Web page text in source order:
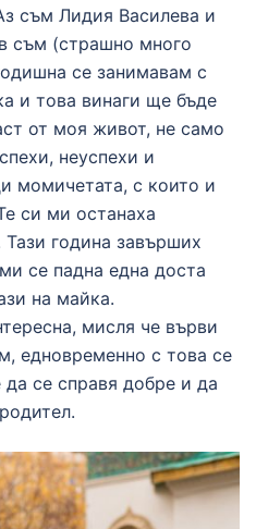
съм Лидия Василева и
съм (страшно много
се занимавам с
и това винаги ще бъде
от моя живот, не само
неуспехи и
момичетата, с които и
си ми останаха
година завърших
се падна една доста
на майка.
мисля че върви
едновременно с това се
се справя добре и да